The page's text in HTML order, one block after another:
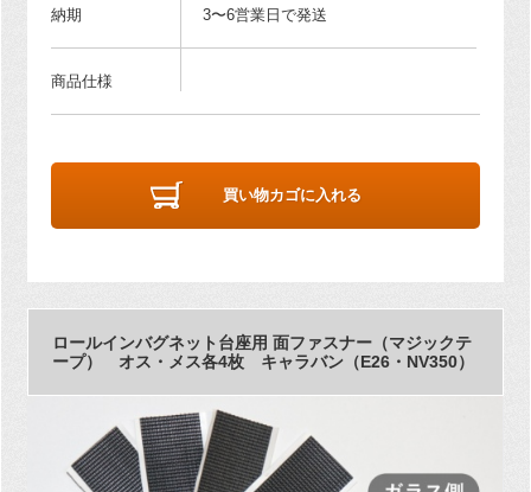
納期 3〜6営業日で発送
商品仕様
買い物カゴに入れる
ロールインバグネット台座用 面ファスナー（マジックテ
ープ） オス・メス各4枚 キャラバン（E26・NV350）